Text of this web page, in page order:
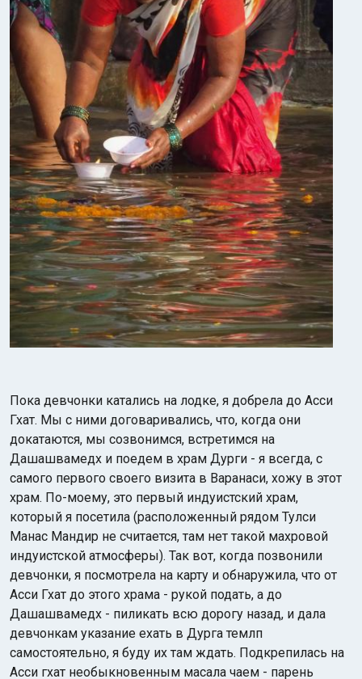
Пока девчонки катались на лодке, я добрела до Асси
Гхат. Мы с ними договаривались, что, когда они
докатаются, мы созвонимся, встретимся на
Дашашвамедх и поедем в храм Дурги - я всегда, с
самого первого своего визита в Варанаси, хожу в этот
храм. По-моему, это первый индуистский храм,
который я посетила (расположенный рядом Тулси
Манас Мандир не считается, там нет такой махровой
индуистской атмосферы). Так вот, когда позвонили
девчонки, я посмотрела на карту и обнаружила, что от
Асси Гхат до этого храма - рукой подать, а до
Дашашвамедх - пиликать всю дорогу назад, и дала
девчонкам указание ехать в Дурга темлп
самостоятельно, я буду их там ждать. Подкрепилась на
Асси гхат необыкновенным масала чаем - парень